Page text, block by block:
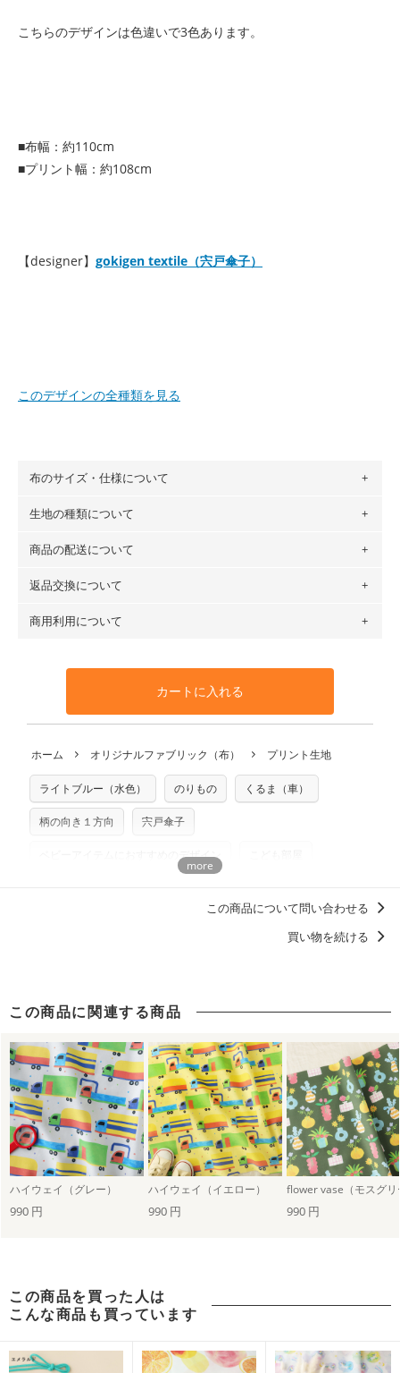
こちらのデザインは色違いで3色あります。
■布幅：約110cm
■プリント幅：約108cm
【designer】 gokigen textile（宍戸傘子）
このデザインの全種類を見る
布のサイズ・仕様について
布の長さは50cm単位での販売になります。
場合 → 購入数量「7」
※カットを希望の方は備考欄に「50cmずつカット希望」など
ご記載ください（50cm単位でのカットのみ）
プリント布の仕様についてもっと詳しく見る
生地の種類について
・現在、すべてのデザインのプリントに使用している生地は
ットン（ダブルガーゼ）・100％コットン（ローン）・コッ
トンリネン（ビエラ織）・100％コットン（ツイル）・
100％コットン（キャンバス・11号帆布）です。
生地見本サンプル（無料）を購入する
商品の配送について
・ネコポスでの配送は、布は2mまで型紙は2個までとなりま
も送料の表示が600円となり宅急便での配送となります。
となります。
※万が一、検品時に不備が見つかった場合は、4～5営業日後
※土日祝は営業日に含まれません。
※配送日のご指定は承れません。出来上がり次第、順次発送
返品交換について
・布はご注文後に注文数量のみをプリントするため、
購入後
や用尺をお間違えのないようお願いします。思っていた色味
と違う、などの理由での返品は承れません。予めご了承くだ
商用利用について
利用いただけます。「nunocoto fabric使用」といった記載
も不要です。（製品化した際に起こる全ての問題、クレーム
いませんのでご了承ください）
※有料型紙（ホームソーイング型紙シリーズ）および柄がえ
らべるキットに付属された型紙は商用利用できませんのでご
注意ください。型紙自体の転用・販売および型紙を使用して
商用利用についての詳細はこちら
カートに入れる
ホーム オリジナルファブリック（布） プリント生地
ライトブルー（水色） のりもの くるま（車）
柄の向き１方向 宍戸傘子
ベビーアイテムにおすすめのデザイン
この商品について問い合わせる
買い物を続ける
この商品に関連する商品
ハイウェイ（グレー） ハイウェイ（イエロー）
990 円 990 円 990 円
この商品を買った人は
こんな商品も買っています